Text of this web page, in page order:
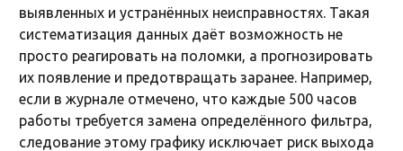
выявленных и устранённых неисправностях. Такая
систематизация данных даёт возможность не
просто реагировать на поломки, а прогнозировать
их появление и предотвращать заранее. Например,
если в журнале отмечено, что каждые 500 часов
работы требуется замена определённого фильтра,
следование этому графику исключает риск выхода